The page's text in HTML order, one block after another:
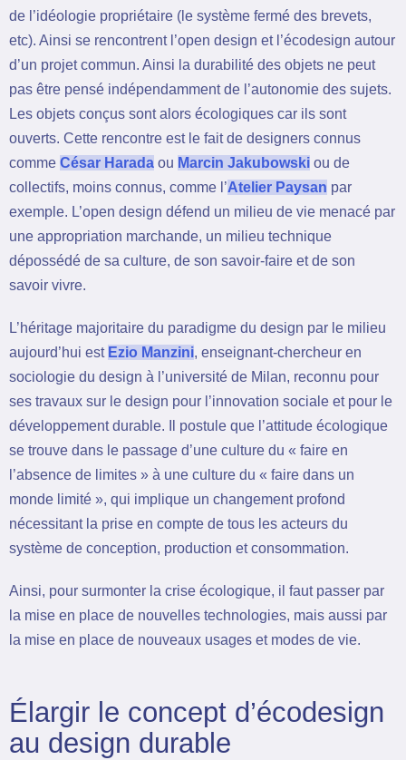
de l’idéologie propriétaire (le système fermé des brevets,
etc). Ainsi se rencontrent l’open design et l’écodesign autour
d’un projet commun. Ainsi la durabilité des objets ne peut
pas être pensé indépendamment de l’autonomie des sujets.
Les objets conçus sont alors écologiques car ils sont
ouverts. Cette rencontre est le fait de designers connus
comme César Harada ou Marcin Jakubowski ou de
collectifs, moins connus, comme l’Atelier Paysan par
exemple. L’open design défend un milieu de vie menacé par
une appropriation marchande, un milieu technique
dépossédé de sa culture, de son savoir-faire et de son
savoir vivre.
L’héritage majoritaire du paradigme du design par le milieu
aujourd’hui est Ezio Manzini, enseignant-chercheur en
sociologie du design à l’université de Milan, reconnu pour
ses travaux sur le design pour l’innovation sociale et pour le
développement durable. Il postule que l’attitude écologique
se trouve dans le passage d’une culture du « faire en
l’absence de limites » à une culture du « faire dans un
monde limité », qui implique un changement profond
nécessitant la prise en compte de tous les acteurs du
système de conception, production et consommation.
Ainsi, pour surmonter la crise écologique, il faut passer par
la mise en place de nouvelles technologies, mais aussi par
la mise en place de nouveaux usages et modes de vie.
Élargir le concept d’écodesign
au design durable